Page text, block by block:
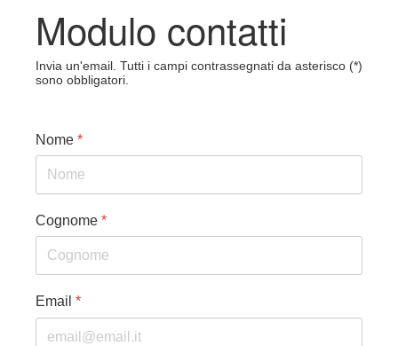
Modulo contatti
Invia un'email. Tutti i campi contrassegnati da asterisco (*)
sono obbligatori.
Nome *
Cognome *
Email *